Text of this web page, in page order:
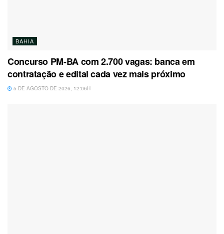
BAHIA
Concurso PM-BA com 2.700 vagas: banca em
contratação e edital cada vez mais próximo
5 DE AGOSTO DE 2026, 12:06H